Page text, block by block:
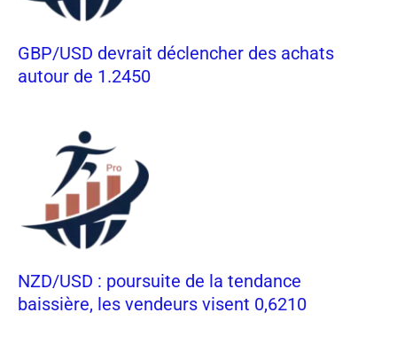
GBP/USD devrait déclencher des achats
autour de 1.2450
NZD/USD : poursuite de la tendance
baissière, les vendeurs visent 0,6210